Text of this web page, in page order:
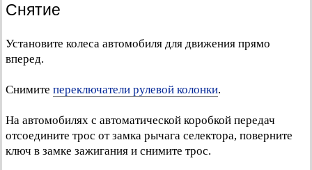
Снятие
Установите колеса автомобиля для движения прямо
вперед.
Снимите переключатели рулевой колонки.
На автомобилях с автоматической коробкой передач
отсоедините трос от замка рычага селектора, поверните
ключ в замке зажигания и снимите трос.